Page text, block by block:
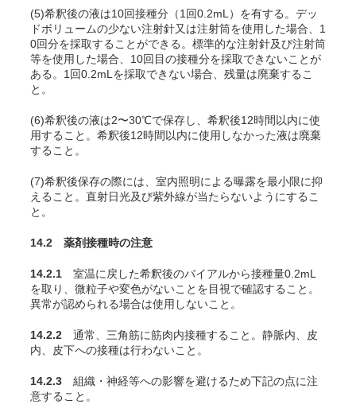
(5)希釈後の液は10回接種分（1回0.2mL）を有する。デッ
ドボリュームの少ない注射針又は注射筒を使用した場合、1
0回分を採取することができる。標準的な注射針及び注射筒
等を使用した場合、10回目の接種分を採取できないことが
ある。1回0.2mLを採取できない場合、残量は廃棄するこ
と。
(6)希釈後の液は2〜30℃で保存し、希釈後12時間以内に使
用すること。希釈後12時間以内に使用しなかった液は廃棄
すること。
(7)希釈後保存の際には、室内照明による曝露を最小限に抑
えること。直射日光及び紫外線が当たらないようにするこ
と。
14.2 薬剤接種時の注意
14.2.1 室温に戻した希釈後のバイアルから接種量0.2mL
を取り、微粒子や変色がないことを目視で確認すること。
異常が認められる場合は使用しないこと。
14.2.2 通常、三角筋に筋肉内接種すること。静脈内、皮
内、皮下への接種は行わないこと。
14.2.3 組織・神経等への影響を避けるため下記の点に注
意すること。